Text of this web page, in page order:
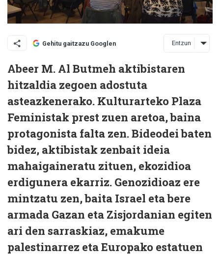
Gehitu gaitzazu Googlen Entzun
Abeer M. Al Butmeh aktibistaren
hitzaldia zegoen adostuta
asteazkenerako. Kulturarteko Plaza
Feministak prest zuen aretoa, baina
protagonista falta zen. Bideodei baten
bidez, aktibistak zenbait ideia
mahaigaineratu zituen, ekozidioa
erdigunera ekarriz. Genozidioaz ere
mintzatu zen, baita Israel eta bere
armada Gazan eta Zisjordanian egiten
ari den sarraskiaz, emakume
palestinarrez eta Europako estatuen